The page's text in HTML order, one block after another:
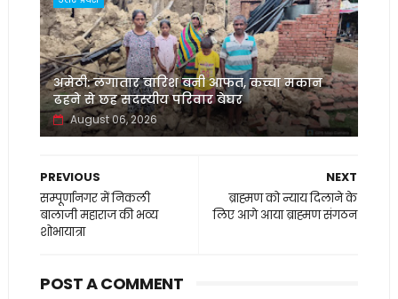
अमेठी: लगातार बारिश बनी आफत, कच्चा मकान
ढहने से छह सदस्यीय परिवार बेघर
August 06, 2026
NEXT
ब्राह्मण को न्याय दिलाने के
लिए आगे आया ब्राह्मण संगठन
PREVIOUS
सम्पूर्णानगर में निकली
बालाजी महाराज की भव्य
शोभायात्रा
POST A COMMENT